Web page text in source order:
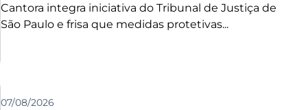
Cantora integra iniciativa do Tribunal de Justiça de
São Paulo e frisa que medidas protetivas...
07/08/2026